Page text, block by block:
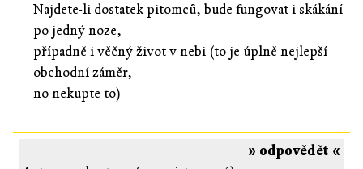
Najdete-li dostatek pitomců, bude fungovat i skákání
po jedný noze,
případně i věčný život v nebi (to je úplně nejlepší
obchodní záměr,
no nekupte to)
» odpovědět «